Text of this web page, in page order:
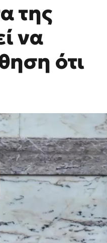
της
να
ότι